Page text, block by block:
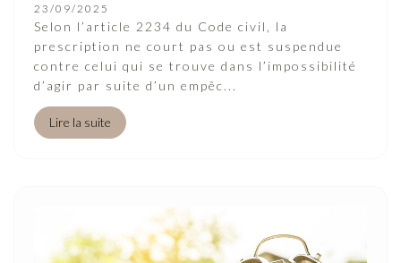
23/09/2025
Selon l’article 2234 du Code civil, la
prescription ne court pas ou est suspendue
contre celui qui se trouve dans l’impossibilité
d’agir par suite d’un empêc...
Lire la suite